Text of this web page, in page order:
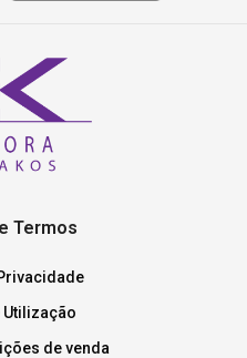
Termos
Utilização
de venda